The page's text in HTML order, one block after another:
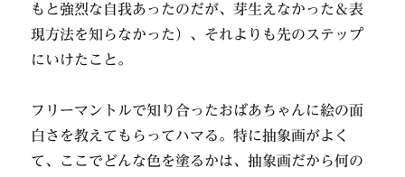
もと強烈な自我あったのだが、芽生えなかった＆表
現方法を知らなかった）、それよりも先のステップ
にいけたこと。
フリーマントルで知り合ったおばあちゃんに絵の面
白さを教えてもらってハマる。特に抽象画がよく
て、ここでどんな色を塗るかは、抽象画だから何の